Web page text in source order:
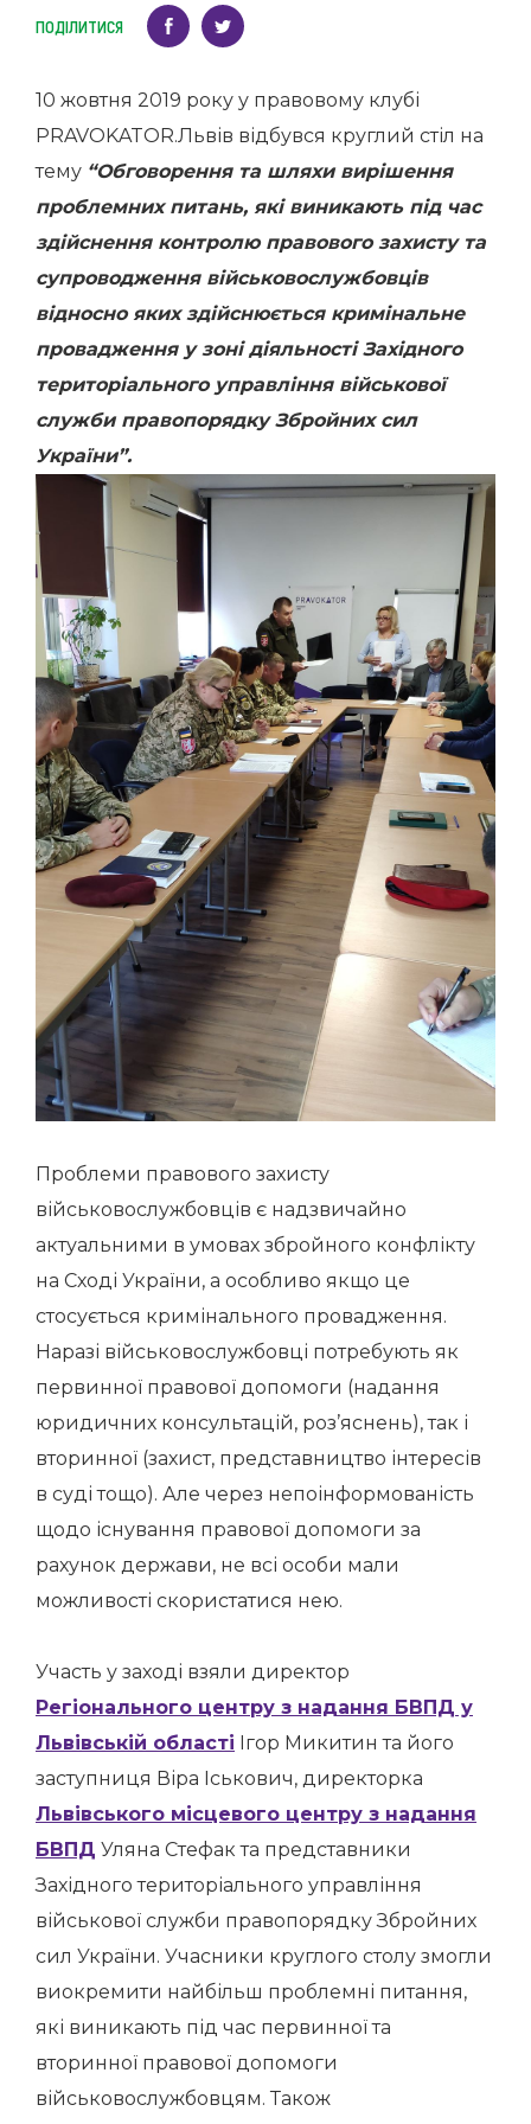
ПОДІЛИТИСЯ
10 жовтня 2019 року у правовому клубі
PRAVOKATOR.Львів відбувся круглий стіл на
тему “Обговорення та шляхи вирішення
проблемних питань, які виникають під час
здійснення контролю правового захисту та
супроводження військовослужбовців
відносно яких здійснюється кримінальне
провадження у зоні діяльності Західного
територіального управління військової
служби правопорядку Збройних сил
України”.
Проблеми правового захисту
військовослужбовців є надзвичайно
актуальними в умовах збройного конфлікту
на Сході України, а особливо якщо це
стосується кримінального провадження.
Наразі військовослужбовці потребують як
первинної правової допомоги (надання
юридичних консультацій, роз’яснень), так і
вторинної (захист, представництво інтересів
в суді тощо). Але через непоінформованість
щодо існування правової допомоги за
рахунок держави, не всі особи мали
можливості скористатися нею.
Участь у заході взяли директор
Регіонального центру з надання БВПД у
Львівській області Ігор Микитин та його
заступниця Віра Іськович, директорка
Львівського місцевого центру з надання
БВПД Уляна Стефак та представники
Західного територіального управління
військової служби правопорядку Збройних
сил України. Учасники круглого столу змогли
виокремити найбільш проблемні питання,
які виникають під час первинної та
вторинної правової допомоги
військовослужбовцям. Також